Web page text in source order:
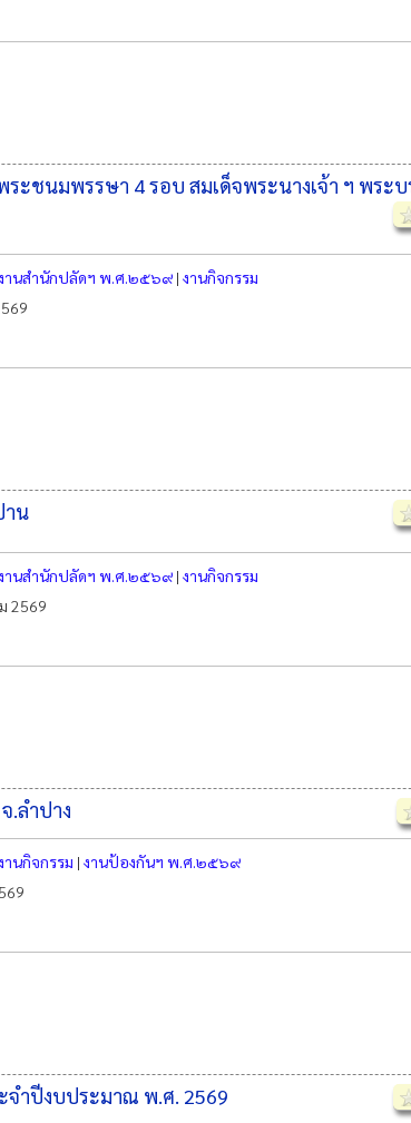
ระชนมพรรษา 4 รอบ สมเด็จพระนางเจ้า ฯ พระ
านสำนักปลัดฯ พ.ศ.๒๕๖๙| งานกิจกรรม
าน
านสำนักปลัดฯ พ.ศ.๒๕๖๙| งานกิจกรรม
2569
.ลำปาง
านกิจกรรม | งานป้องกันฯ พ.ศ.๒๕๖๙
จำปีงบประมาณ พ.ศ. 2569